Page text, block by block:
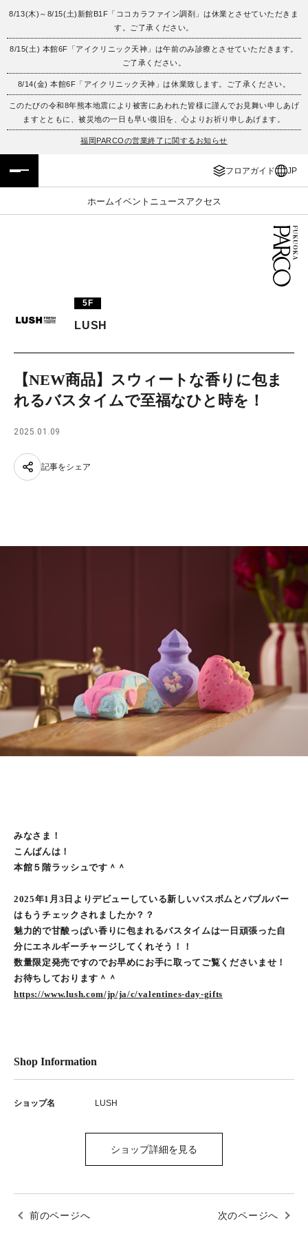
8/13(木)～8/15(土)新館B1F「ココカラファイン調剤」は休業とさせていただきま
す。ご了承ください。
8/15(土) 本館6F「アイクリニック天神」は午前のみ診療とさせていただきます。
ご了承ください。
8/14(金) 本館6F「アイクリニック天神」は休業致します。ご了承ください。
このたびの令和8年熊本地震により被害にあわれた皆様に謹んでお見舞い申しあげ
ますとともに、被災地の一日も早い復旧を、心よりお祈り申しあげます。
福岡PARCOの営業終了に関するお知らせ
フロアガイド JP
ホームイベント ニュース アクセス
フロアガイド
施設案内・アクセス
イベント・ポップアップ
レストラン・カフェ
ENGLISH
繁体字
簡体字
ภาษาไทย
5F
LUSH
【NEW商品】スウィートな香りに包ま
れるバスタイムで至福なひと時を！
2025.01.09
記事をシェア
みなさま！
こんばんは！
本館５階ラッシュです＾＾
2025年1月3日よりデビューしている新しいバスボムとバブルバー
はもうチェックされましたか？？
魅力的で甘酸っぱい香りに包まれるバスタイムは一日頑張った自
分にエネルギーチャージしてくれそう！！
数量限定発売ですのでお早めにお手に取ってご覧くださいませ！
お待ちしております＾＾
https://www.lush.com/jp/ja/c/valentines-day-gifts
Shop Information
ショップ名 LUSH
ショップ詳細を見る
前のページへ 次のページへ